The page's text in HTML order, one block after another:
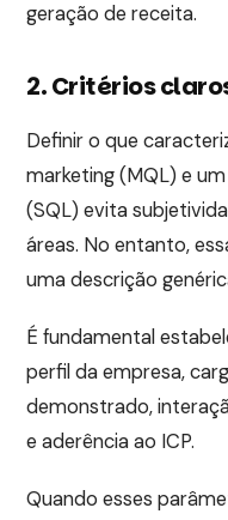
geração de receita.
2. Critérios
Definir o que
marketing (MQL) e
(SQL) evita
áreas. No entanto,
uma descrição
É fundamental
perfil da empresa,
demonstrado,
e aderência ao ICP.
Quando esses